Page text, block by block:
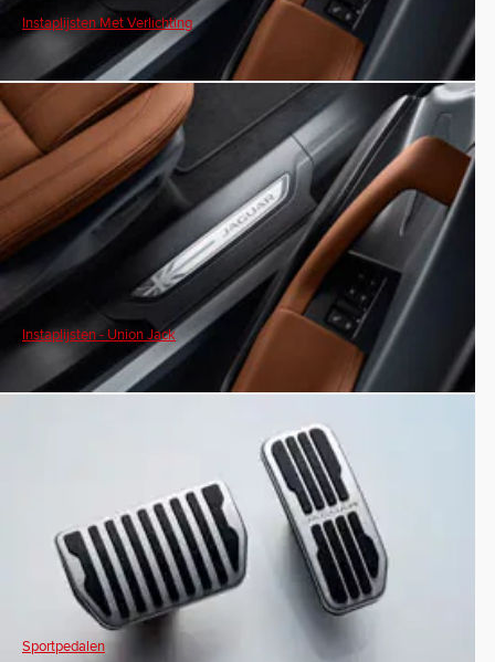
Instaplijsten Met Verlichting
Instaplijsten - Union Jack
Sportpedalen